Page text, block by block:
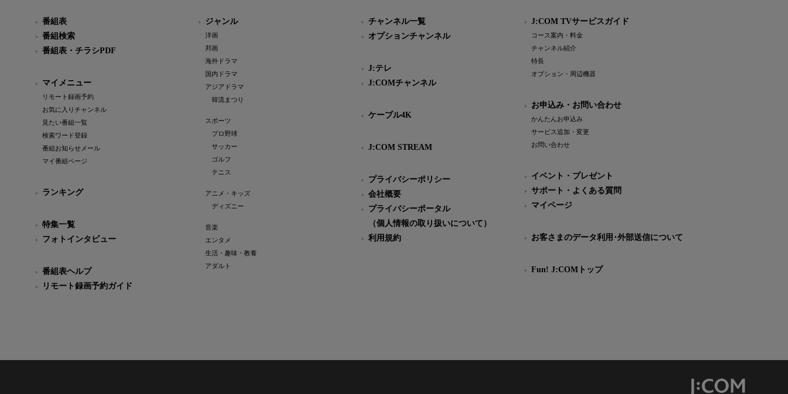
番組表
番組検索
番組表・チラシPDF
マイメニュー
リモート録画予約
お気に入りチャンネル
見たい番組一覧
検索ワード登録
番組お知らせメール
マイ番組ページ
ランキング
特集一覧
フォトインタビュー
番組表ヘルプ
リモート録画予約ガイド
ジャンル
洋画
邦画
海外ドラマ
国内ドラマ
アジアドラマ
韓流まつり
スポーツ
プロ野球
サッカー
ゴルフ
テニス
アニメ・キッズ
ディズニー
音楽
エンタメ
生活・趣味・教養
アダルト
チャンネル一覧
オプションチャンネル
J:テレ
J:COMチャンネル
ケーブル4K
J:COM STREAM
プライバシーポリシー
会社概要
プライバシーポータル
（個人情報の取り扱いについて）
利用規約
J:COM TVサービスガイド
コース案内・料金
チャンネル紹介
特長
オプション・周辺機器
お申込み・お問い合わせ
かんたんお申込み
サービス追加・変更
お問い合わせ
イベント・プレゼント
サポート・よくある質問
マイページ
お客さまのデータ利用･外部送信について
Fun! J:COMトップ